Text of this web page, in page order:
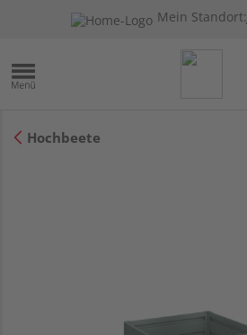
Mein Standort:
Hochbeete